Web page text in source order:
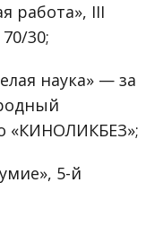
работа», III
30;
наука» — за
«КИНОЛИКБЕЗ»;
5-й